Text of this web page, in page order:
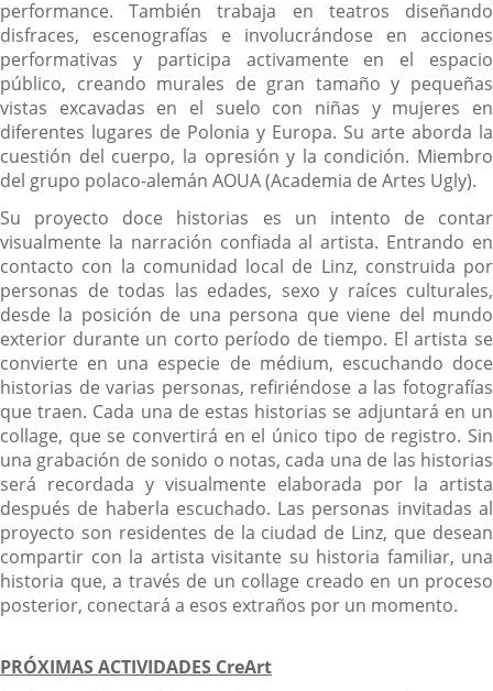
performance. También trabaja en teatros diseñando
disfraces, escenografías e involucrándose en acciones
performativas y participa activamente en el espacio
público, creando murales de gran tamaño y pequeñas
vistas excavadas en el suelo con niñas y mujeres en
diferentes lugares de Polonia y Europa. Su arte aborda la
cuestión del cuerpo, la opresión y la condición. Miembro
del grupo polaco-alemán AOUA (Academia de Artes Ugly).
Su proyecto doce historias es un intento de contar
visualmente la narración confiada al artista. Entrando en
contacto con la comunidad local de Linz, construida por
personas de todas las edades, sexo y raíces culturales,
desde la posición de una persona que viene del mundo
exterior durante un corto período de tiempo. El artista se
convierte en una especie de médium, escuchando doce
historias de varias personas, refiriéndose a las fotografías
que traen. Cada una de estas historias se adjuntará en un
collage, que se convertirá en el único tipo de registro. Sin
una grabación de sonido o notas, cada una de las historias
será recordada y visualmente elaborada por la artista
después de haberla escuchado. Las personas invitadas al
proyecto son residentes de la ciudad de Linz, que desean
compartir con la artista visitante su historia familiar, una
historia que, a través de un collage creado en un proceso
posterior, conectará a esos extraños por un momento.
PRÓXIMAS ACTIVIDADES CreArt